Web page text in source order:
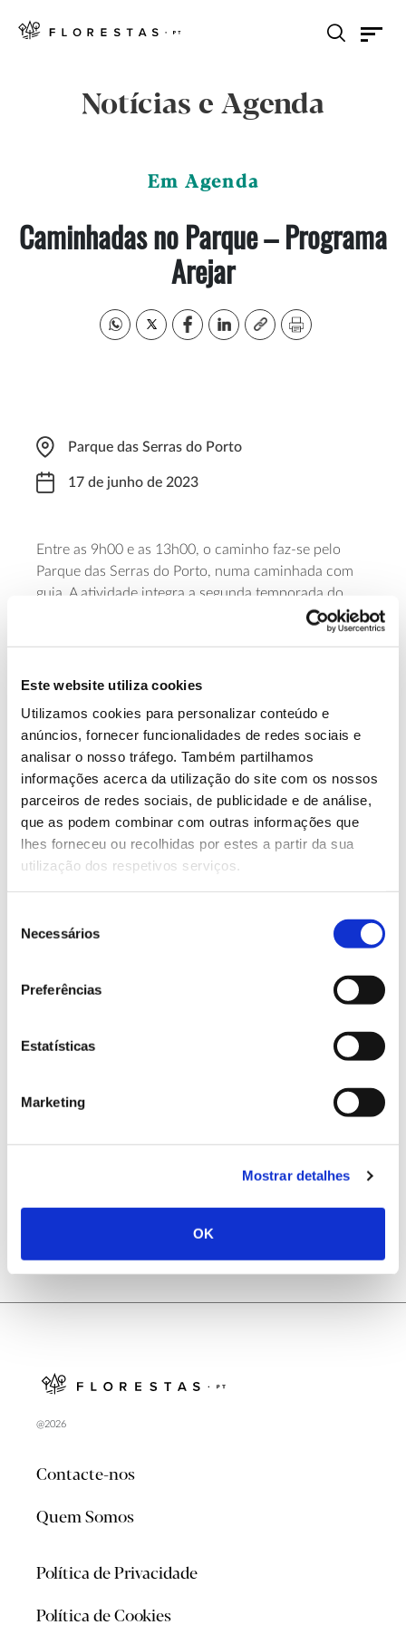
Este website utiliza cookies
Utilizamos cookies para personalizar conteúdo e
anúncios, fornecer funcionalidades de redes sociais e
analisar o nosso tráfego. Também partilhamos
informações acerca da utilização do site com os nossos
parceiros de redes sociais, de publicidade e de análise,
que as podem combinar com outras informações que
lhes forneceu ou recolhidas por estes a partir da sua
utilização dos respetivos serviços.
Necessários
Preferências
Estatísticas
Marketing
Mostrar detalhes
OK
Notícias e Agenda
Em Agenda
Caminhadas no Parque – Programa
Arejar
Parque das Serras do Porto
17 de junho de 2023
Entre as 9h00 e as 13h00, o caminho faz-se pelo
Parque das Serras do Porto, numa caminhada com
guia. A atividade integra a segunda temporada do
Programa Arejar, promovido por este Parque em
conjunto com os municípios de Gondomar, Paredes
inscrição antecipada.
Saiba mais sobre esta caminhada
13.07.2026
Genoma do priolo e de outras espécies em risco:
conhecer para conservar
02.07.2026
Registar galhas de Trichi em acácia-das-espigas:
cidadãos chamados a ajudar
25.06.2026
@2026
Contacte-nos
Quem Somos
Política de Privacidade
Política de Cookies